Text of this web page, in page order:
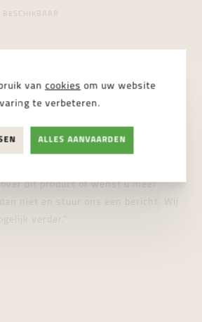
BESCHIKBAAR
je graag verder!
dit product of wenst u meer
niet en stuur ons een bericht. Wij
verder."
van cookies om uw website
te verbeteren.
ALLES AANVAARDEN